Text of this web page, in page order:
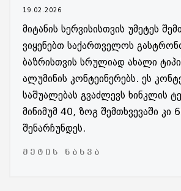
19.02.2026
მიტანის სერვისისთვის უმეტეს
ვიყენებთ საქართველოს
ბაზრისთვის სრულიად ახალი
ალუმინის კონტეინერებს. ეს
საშუალებას გვაძლევს ხინკლის
მინიმუმ 40, ზოგ შემთხვევაში კი
შენარჩუნდეს.
ᲛᲔᲢᲘᲡ ᲜᲐᲮᲕᲐ